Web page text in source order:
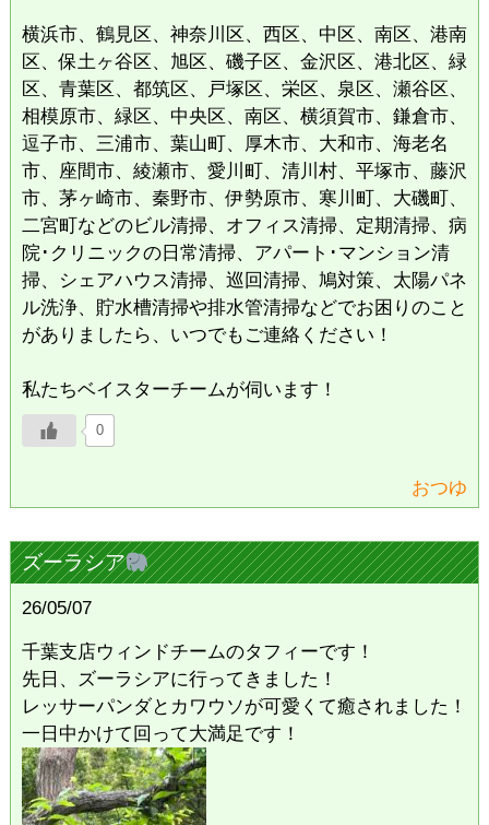
横浜市、鶴見区、神奈川区、西区、中区、南区、港南
区、保土ヶ谷区、旭区、磯子区、金沢区、港北区、緑
区、青葉区、都筑区、戸塚区、栄区、泉区、瀬谷区、
相模原市、緑区、中央区、南区、横須賀市、鎌倉市、
逗子市、三浦市、葉山町、厚木市、大和市、海老名
市、座間市、綾瀬市、愛川町、清川村、平塚市、藤沢
市、茅ヶ崎市、秦野市、伊勢原市、寒川町、大磯町、
二宮町などのビル清掃、オフィス清掃、定期清掃、病
院･クリニックの日常清掃、アパート･マンション清
掃、シェアハウス清掃、巡回清掃、鳩対策、太陽パネ
ル洗浄、貯水槽清掃や排水管清掃などでお困りのこと
がありましたら、いつでもご連絡ください！
私たちベイスターチームが伺います！
0
おつゆ
ズーラシア
26/05/07
千葉支店ウィンドチームのタフィーです！
先日、ズーラシアに行ってきました！
レッサーパンダとカワウソが可愛くて癒されました！
一日中かけて回って大満足です！